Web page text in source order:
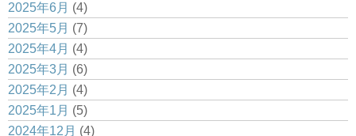
2025年6月 (4)
2025年5月 (7)
2025年4月 (4)
2025年3月 (6)
2025年2月 (4)
2025年1月 (5)
2024年12月 (4)